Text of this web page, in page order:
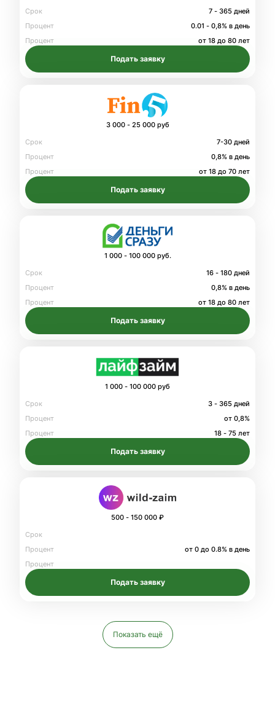
Срок
7 - 365 дней
Процент
0.01 - 0,8% в день
Процент
от 18 до 80 лет
Подать заявку
3 000 - 25 000 руб
Срок
7-30 дней
Процент
0,8% в день
Процент
от 18 до 70 лет
Подать заявку
1 000 - 100 000 руб.
Срок
16 - 180 дней
Процент
0,8% в день
Процент
от 18 до 80 лет
Подать заявку
1 000 - 100 000 руб
Срок
3 - 365 дней
Процент
от 0,8%
Процент
18 - 75 лет
Подать заявку
500 - 150 000 ₽
Срок
Процент
от 0 до 0.8% в день
Процент
Подать заявку
Показать ещё